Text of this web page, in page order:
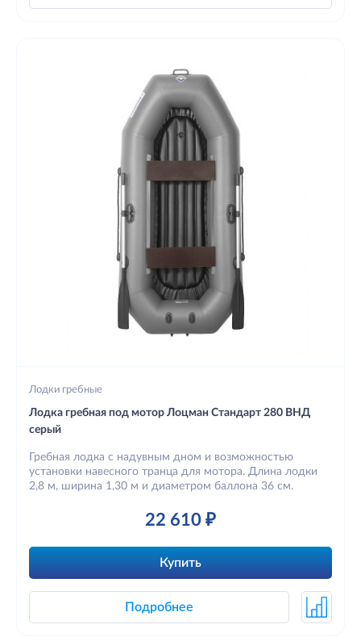
Лодки гребные
Лодка гребная под мотор Лоцман Стандарт 280 ВНД
серый
Гребная лодка с надувным дном и возможностью
установки навесного транца для мотора. Длина лодки
2,8 м, ширина 1,30 м и диаметром баллона 36 см.
22 610 ₽
Купить
Подробнее